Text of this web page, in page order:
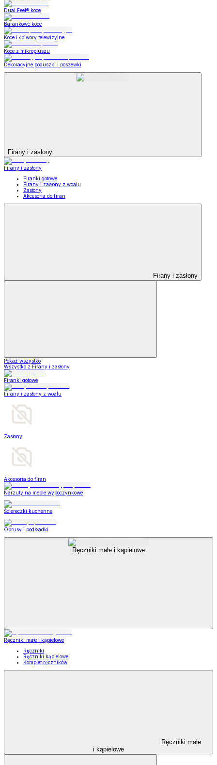
Dual Feel® koce
Barankowe koce
Koce i śpiwory telewizyjne
Koce z mikropluszu
Dekoracyjne poduszki i poszewki
Firany i zasłony
Firany i zasłony
Firanki gotowe
Firany i zasłony z woalu
Zasłony
Akcesoria do firan
Firany i zasłony
Pokaż wszystko
Wszystko z Firany i zasłony
Firanki gotowe
Firany i zasłony z woalu
Zasłony
Akcesoria do firan
Narzuty na meble wypoczynkowe
Ściereczki kuchenne
Obrusy i podkładki
Ręczniki małe i kąpielowe
Ręczniki małe i kąpielowe
Ręczniki
Ręczniki kąpielowe
Komplet ręczników
Ręczniki małe
i kąpielowe